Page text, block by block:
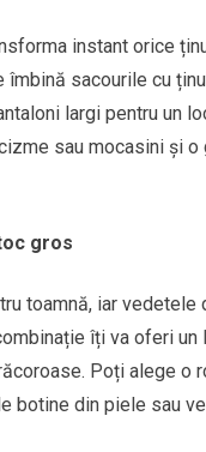
instant orice
sacourile cu
largi pentru un
sau mocasini și
gros
toamnă, iar
îți va oferi
Poți alege o
botine din piele sau